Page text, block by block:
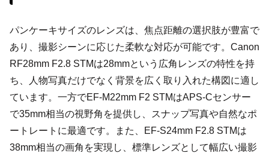
パンケーキサイズのレンズは、焦点距離の選択肢が豊富で
あり、撮影シーンに応じた柔軟な対応が可能です。Canon
RF28mm F2.8 STMは28mmという広角レンズの特性を持
ち、人物写真だけでなく背景を広く取り入れた構図に適し
ています。一方でEF-M22mm F2 STMはAPS-Cセンサー
で35mm相当の視野角を提供し、スナップ写真や自然なポ
ートレートに最適です。また、EF-S24mm F2.8 STMは
38mm相当の画角を実現し、標準レンズとして幅広い撮影